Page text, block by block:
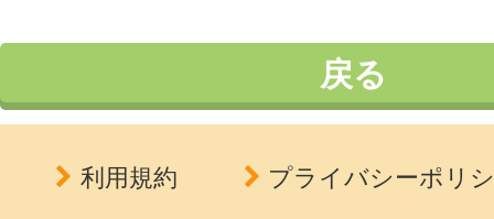
戻る
利用規約
プライバシーポリ